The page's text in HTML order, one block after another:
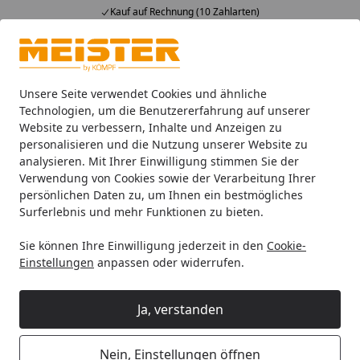
Unsere Seite verwendet Cookies und ähnliche
Technologien, um die Benutzererfahrung auf unserer
Website zu verbessern, Inhalte und Anzeigen zu
personalisieren und die Nutzung unserer Website zu
analysieren. Mit Ihrer Einwilligung stimmen Sie der
Verwendung von Cookies sowie der Verarbeitung Ihrer
persönlichen Daten zu, um Ihnen ein bestmögliches
Surferlebnis und mehr Funktionen zu bieten.
Sie können Ihre Einwilligung jederzeit in den Cookie-
Einstellungen anpassen oder widerrufen.
Ja, verstanden
Nein, Einstellungen öffnen
Kauf auf Rechnung (10 Zahlarten)
Alle Produkte
Mein Konto
Suchen
Startseite
Zubehör Meister Zubehör für Böden Meister
MEISTER PE-Folie 0,12mm - 4 Stk. 4
m x 6 m = 96 m²